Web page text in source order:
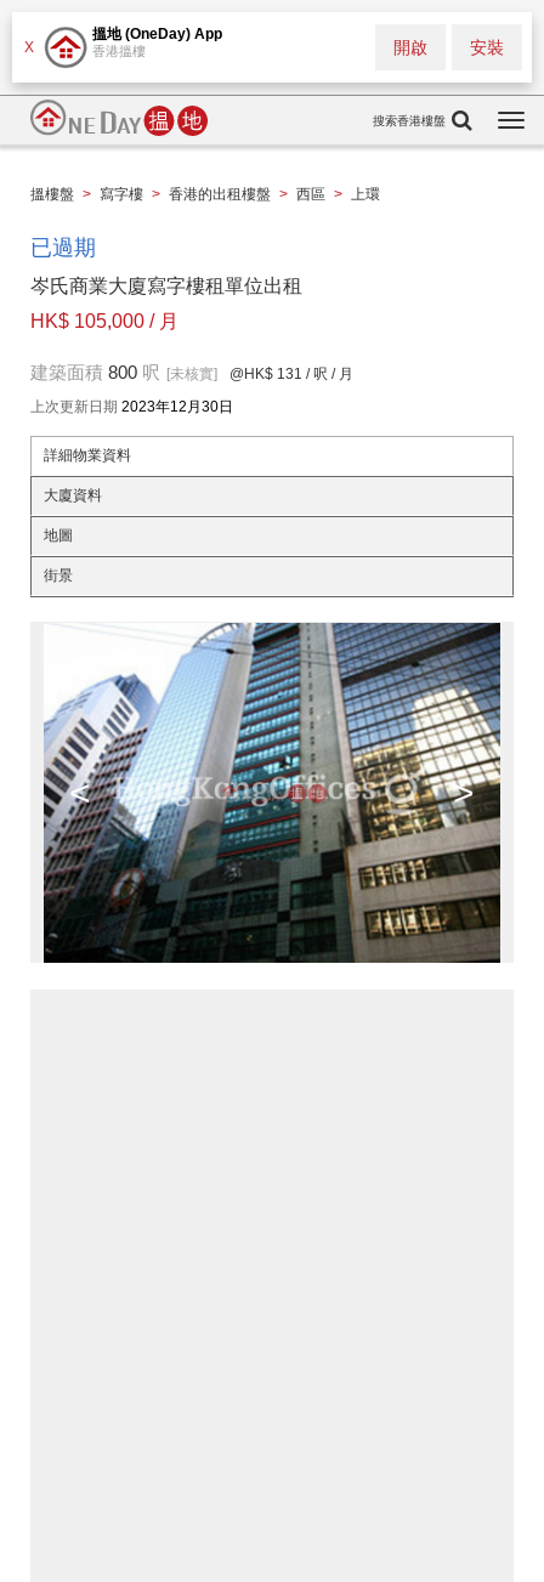
X
搵地 (OneDay) App
香港搵樓 安裝
開啟
搜索香港樓盤
搵樓盤 > 寫字樓 > 香港的出租樓盤 > 西區 > 上環
已過期
岑氏商業大廈寫字樓租單位出租
HK$ 105,000 / 月
建築面積 800 呎 [未核實] @HK$ 131 / 呎 / 月
上次更新日期 2023年12月30日
詳細物業資料
大廈資料
地圖
街景
< >